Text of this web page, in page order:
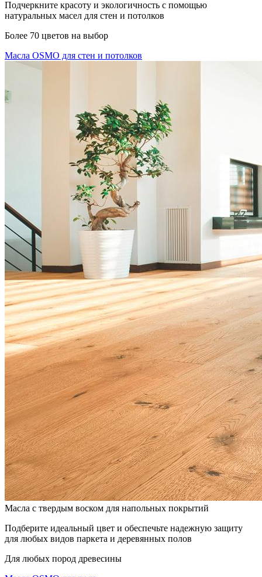
Подчеркните красоту и экологичность с помощью
натуральных масел для стен и потолков
Более 70 цветов на выбор
Масла OSMO для стен и потолков
Масла с твердым воском для напольных покрытий
Подберите идеальный цвет и обеспечьте надежную защиту
для любых видов паркета и деревянных полов
Для любых пород древесины